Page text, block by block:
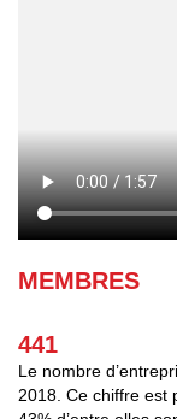
MEMBRES
441
Le nombre
2018. Ce chiffre est